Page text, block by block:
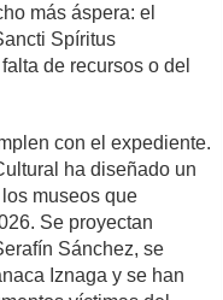
más áspera: el
Spíritus
de recursos o del
con el expediente.
ha diseñado un
museos que
Se proyectan
Sánchez, se
Iznaga y se han